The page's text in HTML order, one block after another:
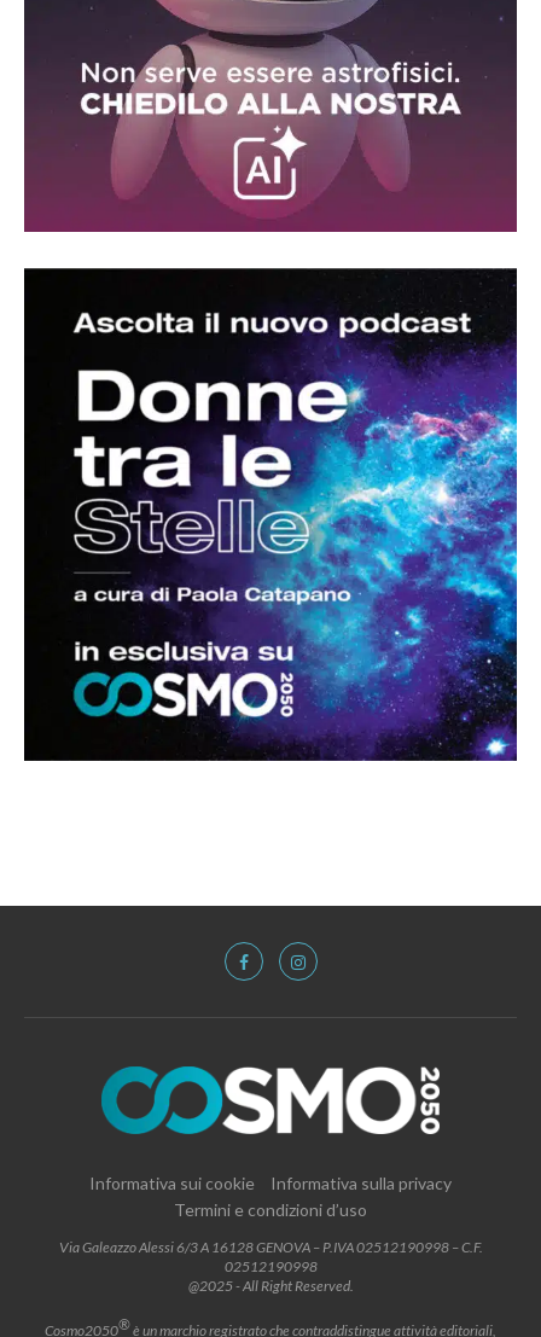
Informativa sui cookie
Informativa sulla privacy
Termini e condizioni d’uso
Via Galeazzo Alessi 6/3 A 16128 GENOVA – P.IVA 02512190998 – C.F.
02512190998
@2025 - All Right Reserved.
Cosmo2050®è un marchio registrato che contraddistingue attività editoriali,